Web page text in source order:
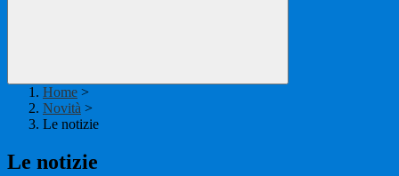
Home >
Novità >
Le notizie
Le notizie